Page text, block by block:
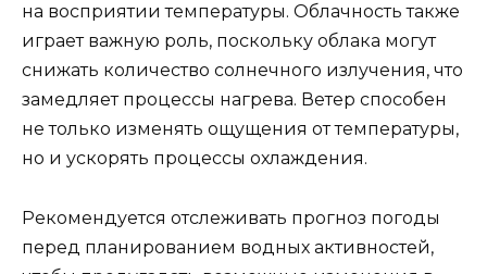
на восприятии температуры. Облачность также
играет важную роль, поскольку облака могут
снижать количество солнечного излучения, что
замедляет процессы нагрева. Ветер способен
не только изменять ощущения от температуры,
но и ускорять процессы охлаждения.
Рекомендуется отслеживать прогноз погоды
перед планированием водных активностей,